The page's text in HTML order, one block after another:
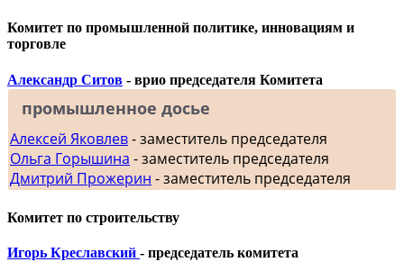
Комитет по промышленной политике, инновациям и
торговле
Александр Ситов - врио председателя Комитета
промышленное досье
Алексей Яковлев- заместитель председателя
Ольга Горышина - заместитель председателя
Дмитрий Прожерин - заместитель председателя
Комитет по строительству
Игорь Креславский - председатель комитета